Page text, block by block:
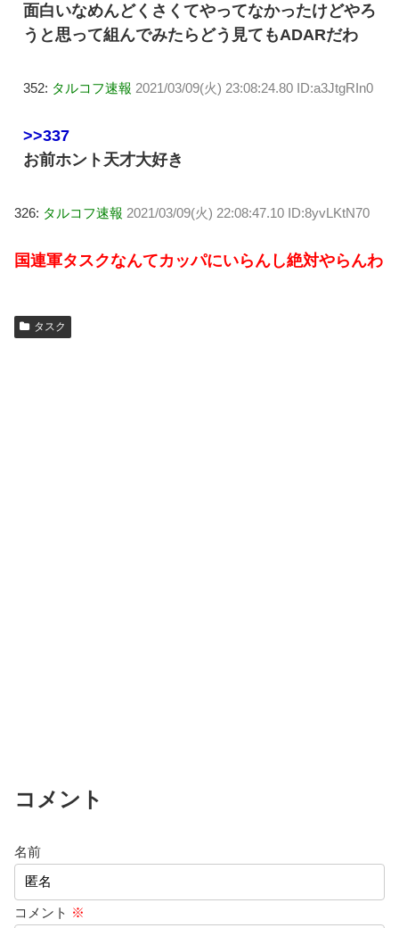
面白いなめんどくさくてやってなかったけどやろ
うと思って組んでみたらどう見てもADARだわ
352: タルコフ速報 2021/03/09(火) 23:08:24.80 ID:a3JtgRIn0
>>337
お前ホント天才大好き
326: タルコフ速報 2021/03/09(火) 22:08:47.10 ID:8yvLKtN70
国連軍タスクなんてカッパにいらんし絶対やらんわ
タスク
コメント
名前
コメント ※